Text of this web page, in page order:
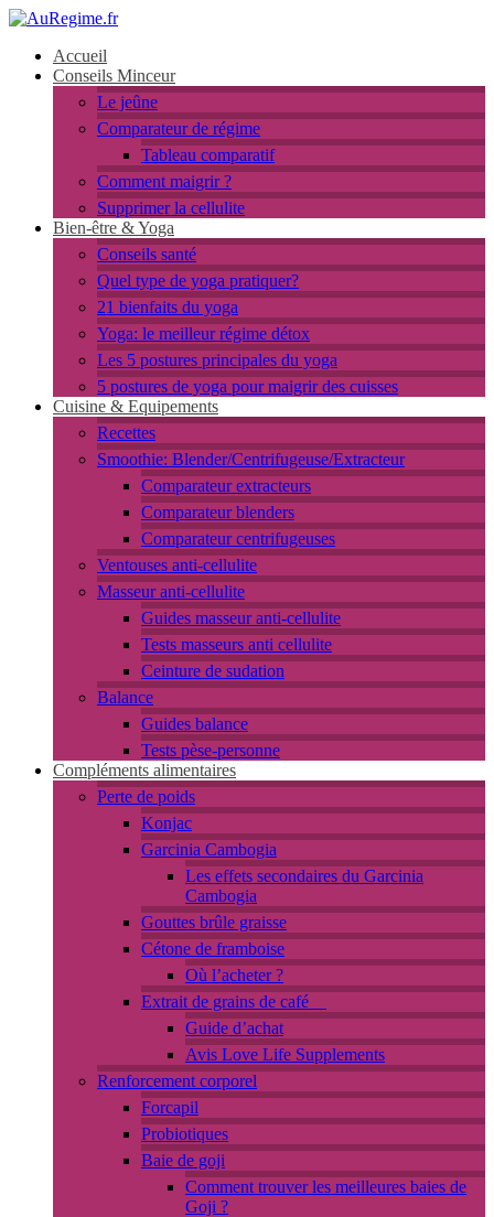
Accueil
Conseils Minceur
Le jeûne
Comparateur de régime
Tableau comparatif
Comment maigrir ?
Supprimer la cellulite
Bien-être & Yoga
Conseils santé
Quel type de yoga pratiquer?
21 bienfaits du yoga
Yoga: le meilleur régime détox
Les 5 postures principales du yoga
5 postures de yoga pour maigrir des cuisses
Cuisine & Equipements
Recettes
Smoothie: Blender/Centrifugeuse/Extracteur
Comparateur extracteurs
Comparateur blenders
Comparateur centrifugeuses
Ventouses anti-cellulite
Masseur anti-cellulite
Guides masseur anti-cellulite
Tests masseurs anti cellulite
Ceinture de sudation
Balance
Guides balance
Tests pèse-personne
Compléments alimentaires
Perte de poids
Konjac
Garcinia Cambogia
Les effets secondaires du Garcinia
Cambogia
Gouttes brûle graisse
Cétone de framboise
Où l’acheter ?
Extrait de grains de café
Guide d’achat
Avis Love Life Supplements
Renforcement corporel
Forcapil
Probiotiques
Baie de goji
Comment trouver les meilleures baies de
Goji ?